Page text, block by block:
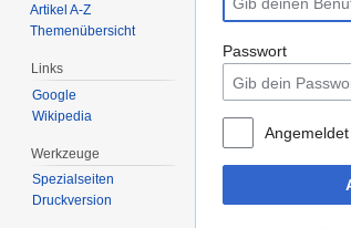
Passwort
Artikel A-Z
Themenübersicht
Links
Google
Wikipedia
Werkzeuge
Spezialseiten
Druckversion